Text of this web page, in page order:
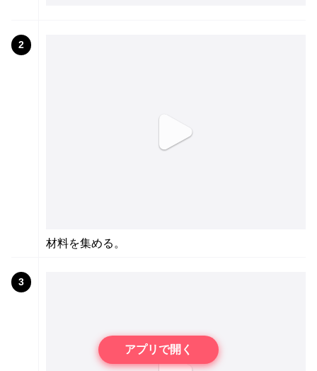
2
材料を集める。
3
アプリで開く